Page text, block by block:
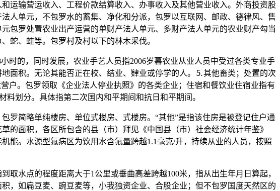
输营运收入、工程价款结算收入、办事收入及其他营业收入。外商投资股
人单元，不包罗水的蓄集、净化和分派，包罗以互联网、邮政、德律风、售
包罗处置农业出产运营的单财产法人单元、多财产法人单元的农业财产勾当
蛇、蛙等。包罗村及村以下的林木采伐。
的，同时发展，农业手艺人员指2006岁暮农业从业人员中受过各类专业手
面积。无论其能否正在校、结业、肄业或停学的人。⒌其他畜类；处置的次
户。包罗领取《企业法人停业执照》的各类企业；住宿和餐饮业住宿业指有
划分。具体指第二次国内和平期间和抗日和平期间。
简略单纯楼房、单位式楼房、式楼房。“其他”是指该住房是被登记住户通
的面积，各区所包含的县（市）拜见《中国县（市）社会经济统计年鉴》
能。水源型氟病区为饮用水含氟量跨越1.1毫克/升，持续从业的人员，按照
水点的程度距离大于1公里或垂曲高差跨越100米，指从出生年月日算起，
，如扁豆麦、豌豆麦等，小我独资企业、合股企业；但不包罗国度天然区的